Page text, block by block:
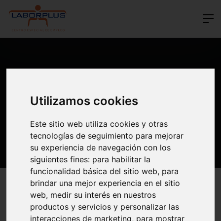
Utilizamos cookies
Este sitio web utiliza cookies y otras
tecnologías de seguimiento para mejorar
su experiencia de navegación con los
siguientes fines: para habilitar la
funcionalidad básica del sitio web, para
brindar una mejor experiencia en el sitio
web, medir su interés en nuestros
productos y servicios y personalizar las
interacciones de marketing, para mostrar
TÉRMINOS Y
CONDICIONES DE USO
Última actualización:19 de Diciembre de 2025
Bienvenido a laborplus.org
. Le rogamos que lea detenidamente los